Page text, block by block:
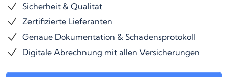
Sicherheit & Qualität
Zertifizierte Lieferanten
Genaue Dokumentation & Schadensprotokoll
Digitale Abrechnung mit allen Versicherungen